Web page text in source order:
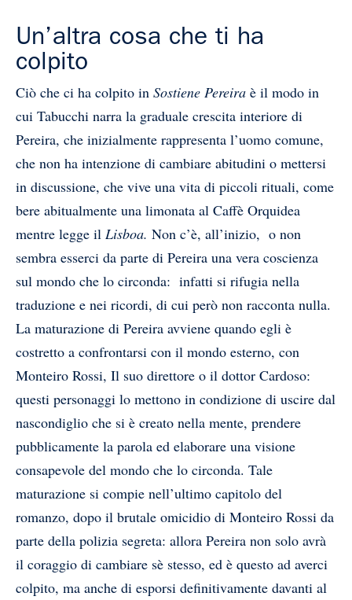
Un’altra cosa che ti ha
colpito
Ciò che ci ha colpito in Sostiene Pereira è il modo in
cui Tabucchi narra la graduale crescita interiore di
Pereira, che inizialmente rappresenta l’uomo comune,
che non ha intenzione di cambiare abitudini o mettersi
in discussione, che vive una vita di piccoli rituali, come
bere abitualmente una limonata al Caffè Orquidea
mentre legge il Lisboa. Non c’è, all’inizio, o non
sembra esserci da parte di Pereira una vera coscienza
sul mondo che lo circonda: infatti si rifugia nella
traduzione e nei ricordi, di cui però non racconta nulla.
La maturazione di Pereira avviene quando egli è
costretto a confrontarsi con il mondo esterno, con
Monteiro Rossi, Il suo direttore o il dottor Cardoso:
questi personaggi lo mettono in condizione di uscire dal
nascondiglio che si è creato nella mente, prendere
pubblicamente la parola ed elaborare una visione
consapevole del mondo che lo circonda. Tale
maturazione si compie nell’ultimo capitolo del
romanzo, dopo il brutale omicidio di Monteiro Rossi da
parte della polizia segreta: allora Pereira non solo avrà
il coraggio di cambiare sè stesso, ed è questo ad averci
colpito, ma anche di esporsi definitivamente davanti al